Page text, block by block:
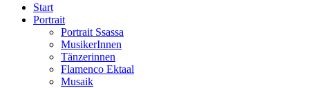
Start
Portrait
Portrait Ssassa
MusikerInnen
Tänzerinnen
Flamenco Ektaal
Musaik